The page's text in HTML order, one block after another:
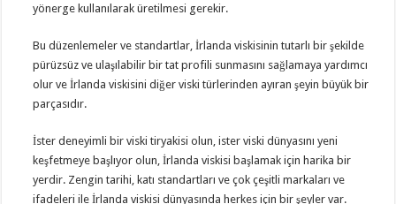
yönerge kullanılarak üretilmesi gerekir.
Bu düzenlemeler ve standartlar, İrlanda viskisinin tutarlı bir şekilde
pürüzsüz ve ulaşılabilir bir tat profili sunmasını sağlamaya yardımcı
olur ve İrlanda viskisini diğer viski türlerinden ayıran şeyin büyük bir
parçasıdır.
İster deneyimli bir viski tiryakisi olun, ister viski dünyasını yeni
keşfetmeye başlıyor olun, İrlanda viskisi başlamak için harika bir
yerdir. Zengin tarihi, katı standartları ve çok çeşitli markaları ve
ifadeleri ile İrlanda viskisi dünyasında herkes için bir şeyler var.